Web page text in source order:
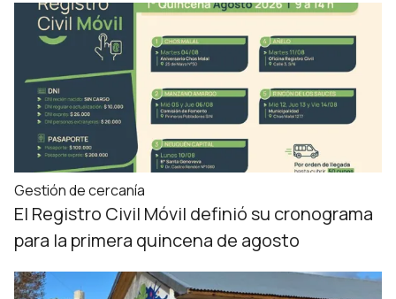
Gestión de cercanía
El Registro Civil Móvil definió su cronograma
para la primera quincena de agosto